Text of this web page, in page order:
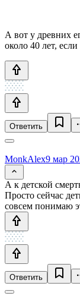
А вот у древних
около 40 лет,
Ответить
MonkAlex9 мар
А к детской
Просто сейчас
совсем понимаю
Ответить